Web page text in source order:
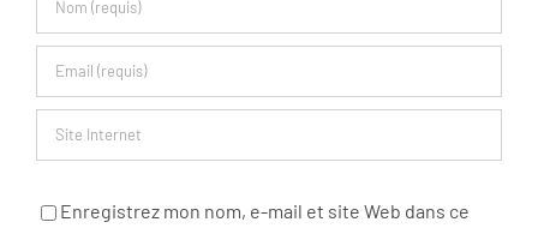
Enregistrez mon nom, e-mail et site Web dans ce